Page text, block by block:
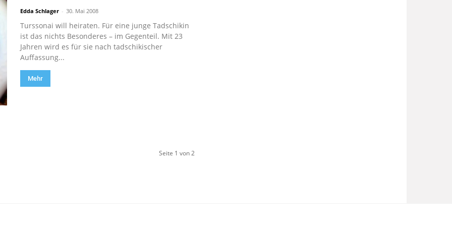
Edda Schlager - 30. Mai 2008
Turssonai will heiraten. Für eine junge Tadschikin
ist das nichts Besonderes – im Gegenteil. Mit 23
Jahren wird es für sie nach tadschikischer
Auffassung...
Mehr
Seite 1 von 2